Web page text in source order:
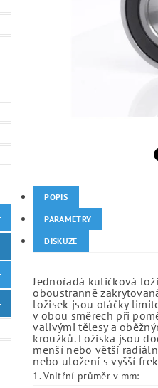
POPIS
PARAMETRY
DISKUZE
Jednořadá kuličková
oboustranně
ložisek jsou otáčky
v obou směrech při
valivými tělesy a
kroužků. Ložiska jsou
menší nebo větší
nebo uložení s vyšší
1. Vnitřní průměr v mm: